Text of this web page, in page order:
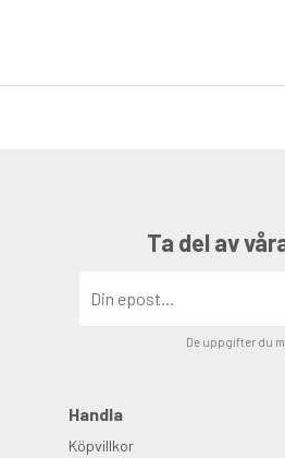
Ta del av
De uppgifter du
Handla
Köpvillkor